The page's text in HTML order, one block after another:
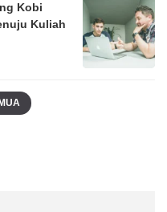
Kobi
Kuliah